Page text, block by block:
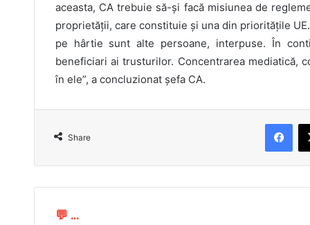
aceasta, CA trebuie să-și facă misiunea de
proprietății, care constituie și una din prioritățile
pe hârtie sunt alte persoane, interpuse. În
beneficiari ai trusturilor. Concentrarea mediatică,
în ele”, a concluzionat șefa CA.
Share
💬 ...